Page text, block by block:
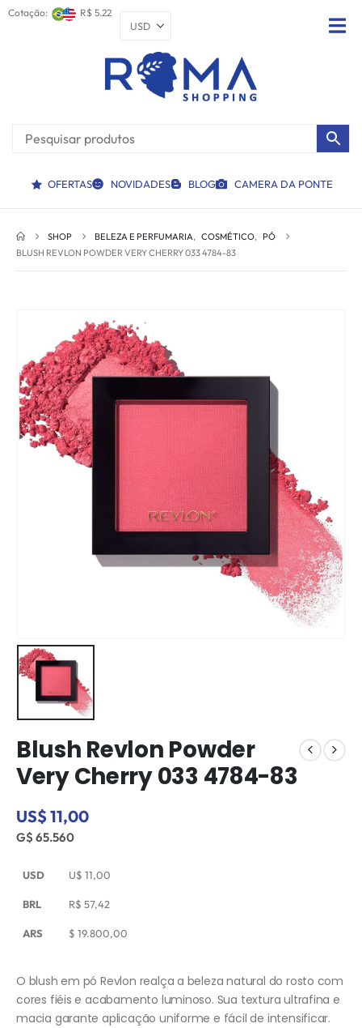
Cotação: R$ 5.22
OFERTAS NOVIDADES BLOG CAMERA DA PONTE
SHOP BELEZA E PERFUMARIA, COSMÉTICO, PÓ
BLUSH REVLON POWDER VERY CHERRY 033 4784-83
Blush Revlon Powder
Very Cherry 033 4784-83
US$ 11,00
G$ 65.560
USD U$ 11,00
BRL R$ 57,42
ARS $ 19.800,00
O blush em pó Revlon realça a beleza natural do rosto com
cores fiéis e acabamento luminoso. Sua textura ultrafina e
macia garante aplicação uniforme e fácil de intensificar.